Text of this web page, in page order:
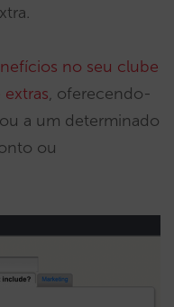
no seu clube
, oferecendo-
a um determinado
ou